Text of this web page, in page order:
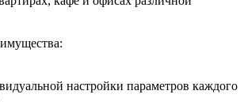
настройки параметров каждого